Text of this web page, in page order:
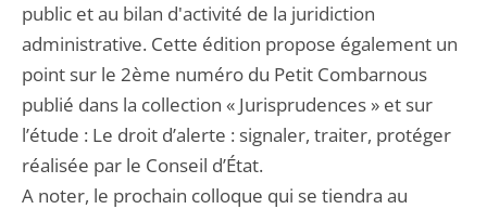
public et au bilan d'activité de la juridiction
administrative. Cette édition propose également un
point sur le 2ème numéro du Petit Combarnous
publié dans la collection « Jurisprudences » et sur
l’étude : Le droit d’alerte : signaler, traiter, protéger
réalisée par le Conseil d’État.
A noter, le prochain colloque qui se tiendra au